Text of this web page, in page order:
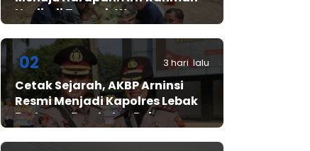
Hadir di Tengah Warga
Cibadak
02 3 hari lalu
Cetak Sejarah, AKBP Arninsi
Resmi Menjadi Kapolres Lebak
Pertama Berstatus Polwan